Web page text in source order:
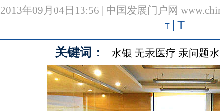
2013年09月04日13:56 | 中国发展门户网
T T
关键词： 水银 无汞医疗 汞问题